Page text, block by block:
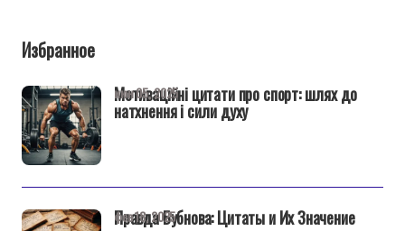
Избранное
Мотиваційні цитати про спорт: шлях до
натхнення і сили духу
июн 05, 2025
Правда Бубнова: Цитаты и Их Значение
фев 18, 2025